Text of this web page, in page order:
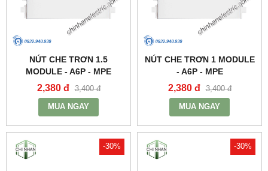
NÚT CHE TRƠN 1.5
MODULE - A6P - MPE
2,380 đ 3,400 đ
MUA NGAY
NÚT CHE TRƠN 1 MODULE
- A6P - MPE
2,380 đ 3,400 đ
MUA NGAY
-30% -30%